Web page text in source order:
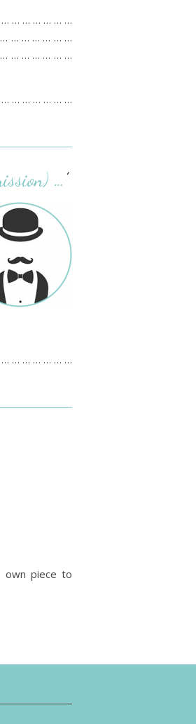
… … … … … …
… … … … … …
… … … … … …
… … … … … …
… ’
… … … … … …
own piece to